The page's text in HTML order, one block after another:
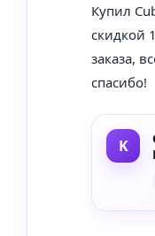
Купил
скидкой
заказа,
спасибо!